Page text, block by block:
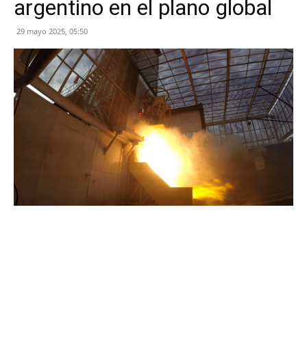
argentino en el plano global
29 mayo 2025, 05:50